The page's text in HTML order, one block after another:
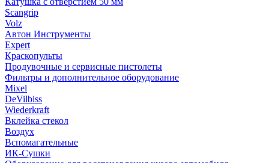
Scangrip
Volz
Автон Инструменты
Expert
Краскопульты
Продувочные и сервисные пистолеты
Фильтры и дополнительное оборудование
Mixel
DeVilbiss
Wiederkraft
Вклейка стекол
Воздух
Вспомагательные
ИК-Сушки